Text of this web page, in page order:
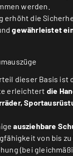
werden.
erhöht die
gewährleistet
dieser Basis ist
erleichtert die
ausziehbare
von bis zu
(bei